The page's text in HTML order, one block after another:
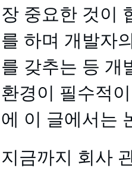
장 중요한 것이
를 하며 개발자
를 갖추는 등 개
환경이 필수적
에 이 글에서는
지금까지 회사